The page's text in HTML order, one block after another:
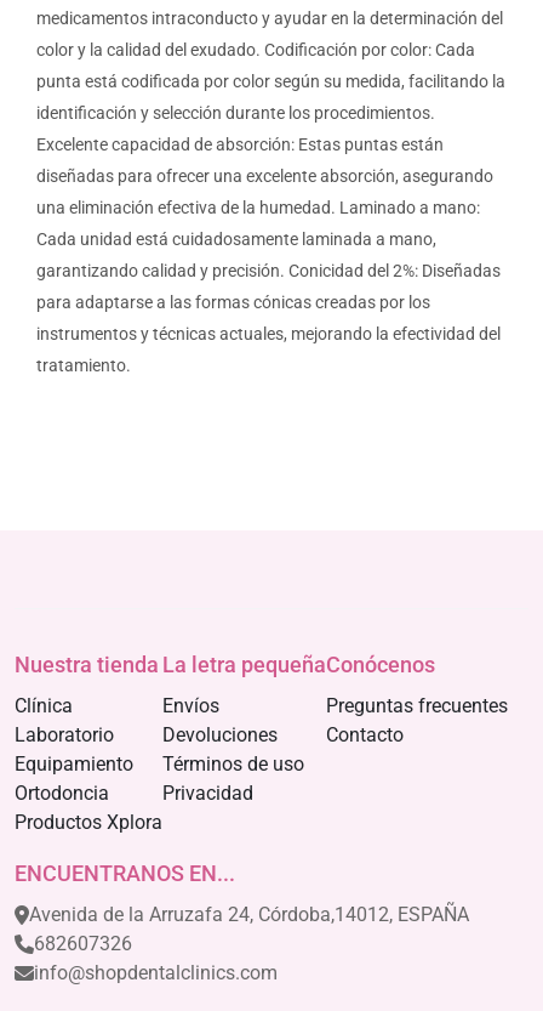
medicamentos intraconducto y ayudar en la determinación del
color y la calidad del exudado. Codificación por color: Cada
punta está codificada por color según su medida, facilitando la
identificación y selección durante los procedimientos.
Excelente capacidad de absorción: Estas puntas están
diseñadas para ofrecer una excelente absorción, asegurando
una eliminación efectiva de la humedad. Laminado a mano:
Cada unidad está cuidadosamente laminada a mano,
garantizando calidad y precisión. Conicidad del 2%: Diseñadas
para adaptarse a las formas cónicas creadas por los
instrumentos y técnicas actuales, mejorando la efectividad del
tratamiento.
Nuestra tienda
Clínica
Laboratorio
Equipamiento
Ortodoncia
Productos Xplora
La letra pequeña
Envíos
Devoluciones
Términos de uso
Privacidad
Conócenos
Preguntas frecuentes
Contacto
ENCUENTRANOS EN...
Avenida de la Arruzafa 24, Córdoba,14012, ESPAÑA
682607326
info@shopdentalclinics.com